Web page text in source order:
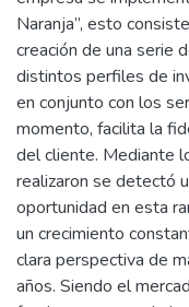
Naranja”, esto
creación de una serie
distintos perfiles de
en conjunto con los
momento, facilita la
del cliente. Mediante
realizaron se detectó
oportunidad en esta
un crecimiento
clara perspectiva de
años. Siendo el